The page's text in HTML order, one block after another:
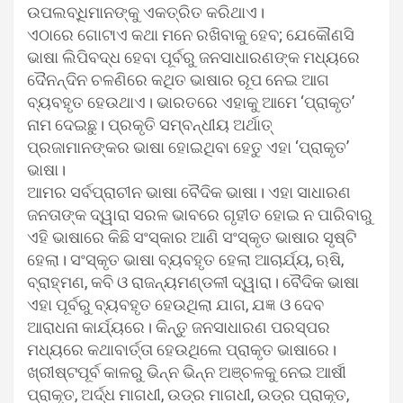
ଉପଲବ୍ଧିମାନଙ୍କୁ ଏକତ୍ରିତ କରିଥାଏ।
ଏଠାରେ ଗୋଟାଏ କଥା ମନେ ରଖିବାକୁ ହେବ; ଯେକୌଣସି
ଭାଷା ଲିପିବଦ୍ଧ ହେବା ପୂର୍ବରୁ ଜନସାଧାରଣଙ୍କ ମଧ୍ୟରେ
ଦୈନନ୍ଦିନ ଚଳଣିରେ କଥିତ ଭାଷାର ରୂପ ନେଇ ଆଗ
ବ୍ୟବହୃତ ହେଉଥାଏ। ଭାରତରେ ଏହାକୁ ଆମେ ‘ପ୍ରାକୃତ’
ନାମ ଦେଇଛୁ। ପ୍ରକୃତି ସମ୍ବନ୍ଧୀୟ ଅର୍ଥାତ୍
ପ୍ରଜାମାନଙ୍କର ଭାଷା ହୋଇଥିବା ହେତୁ ଏହା ‘ପ୍ରାକୃତ’
ଭାଷା।
ଆମର ସର୍ବପ୍ରାଚୀନ ଭାଷା ବୈଦିକ ଭାଷା। ଏହା ସାଧାରଣ
ଜନତାଙ୍କ ଦ୍ୱାରା ସରଳ ଭାବରେ ଗୃହୀତ ହୋଇ ନ ପାରିବାରୁ
ଏହି ଭାଷାରେ କିଛି ସଂସ୍କାର ଆଣି ସଂସ୍କୃତ ଭାଷାର ସୃଷ୍ଟି
ହେଲା। ସଂସ୍କୃତ ଭାଷା ବ୍ୟବହୃତ ହେଲା ଆଚାର୍ଯ୍ୟ, ଋଷି,
ବ୍ରାହ୍ମଣ, କବି ଓ ରାଜନ୍ୟମଣ୍ଡଳୀ ଦ୍ୱାରା। ବୈଦିକ ଭାଷା
ଏହା ପୂର୍ବରୁ ବ୍ୟବହୃତ ହେଉଥିଲା ଯାଗ, ଯଜ୍ଞ ଓ ଦେବ
ଆରାଧନା କାର୍ଯ୍ୟରେ। କିନ୍ତୁ ଜନସାଧାରଣ ପରସ୍ପର
ମଧ୍ୟରେ କଥାବାର୍ତ୍ତା ହେଉଥିଲେ ପ୍ରାକୃତ ଭାଷାରେ।
ଖ୍ରୀଷ୍ଟପୂର୍ବ କାଳରୁ ଭିନ୍ନ ଭିନ୍ନ ଅଞ୍ଚଳକୁ ନେଇ ଆର୍ଷୀ
ପ୍ରାକୃତ, ଅର୍ଦ୍ଧ ମାଗଧୀ, ଉଡ୍ର ମାଗଧୀ, ଉଡ୍ର ପ୍ରାକୃତ,